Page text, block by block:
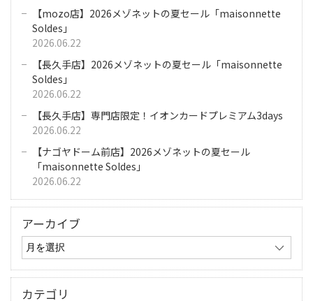
【mozo店】2026メゾネットの夏セール「maisonnette
Soldes」
2026.06.22
【長久手店】2026メゾネットの夏セール「maisonnette
Soldes」
2026.06.22
【長久手店】専門店限定！イオンカードプレミアム3days
2026.06.22
【ナゴヤドーム前店】2026メゾネットの夏セール
「maisonnette Soldes」
2026.06.22
アーカイブ
カテゴリ